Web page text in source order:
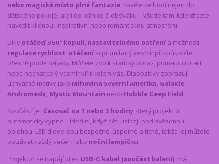
nebo magické místo plné fantazie. Skvěle se hodí nejen do
dětského pokoje, ale i do ložnice či obýváku – všude tam, kde chcete
navodit klidnou, inspirativní nebo romantickou atmosféru.
Díky otáčecí 360° kopuli, nastavitelnému ostření a možnosti
regulace rychlosti otáčení si promítaný vesmír přizpůsobíte
přesně podle nálady. Můžete zvolit statický obraz, pomalou rotaci
nebo nechat celý vesmír vířit kolem vás. Diapozitivy zobrazují
úchvatné motivy jako Mlhovina Severní Amerika, Galaxie
Andromeda, Mystic Mountain nebo Hubble Deep Field.
Součástí je i časovač na 1 nebo 2 hodiny, který projektor
automaticky vypne – ideální, když děti usínají pod hvězdnou
oblohou. LED diody jsou bezpečné, úsporné a tiché, takže jej můžete
používat každý večer i jako noční lampičku.
Projektor se napájí přes USB-C kabel (součást balení), má